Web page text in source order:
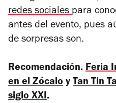
redes socialespara
antes del evento, pues
de sorpresas son.
Recomendación. Feria
en el Zócalo y Tan Tin
siglo XXI.